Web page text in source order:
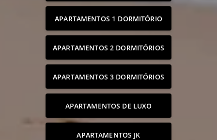
APARTAMENTOS 1 DORMITÓRIO
APARTAMENTOS 2 DORMITÓRIOS
APARTAMENTOS 3 DORMITÓRIOS
APARTAMENTOS DE LUXO
APARTAMENTOS JK